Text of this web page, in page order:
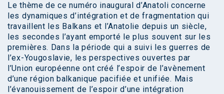
Le thème de ce numéro inaugural d’Anatoli concerne
les dynamiques d’intégration et de fragmentation qui
travaillent les Balkans et l’Anatolie depuis un siècle,
les secondes l’ayant emporté le plus souvent sur les
premières. Dans la période qui a suivi les guerres de
l’ex-Yougoslavie, les perspectives ouvertes par
l’Union européenne ont créé l’espoir de l’avènement
d’une région balkanique pacifiée et unifiée. Mais
l’évanouissement de l’espoir d’une intégration